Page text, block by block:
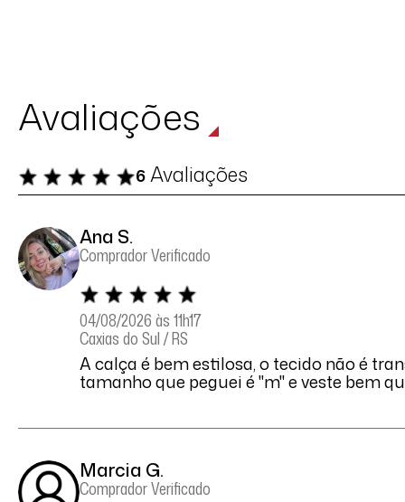
Avaliações
6Avaliações
Ana S.
Comprador Verificado
04/08/2026 às 11h17
Caxias do Sul / RS
A calça é bem estilosa, o tecido não é
tamanho que peguei é "m" e veste bem
Marcia G.
Comprador Verificado